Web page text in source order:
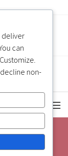
deliver
can
Customize
non-